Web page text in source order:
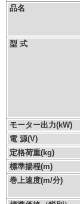
品名
型 式
モーター出力(kW)
電 源(V)
定格荷重(kg)
標準揚程(m)
巻上速度(m/分)